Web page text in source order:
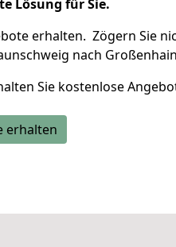
Lösung für Sie.
erhalten. Zögern Sie
nach
Sie kostenlose
erhalten